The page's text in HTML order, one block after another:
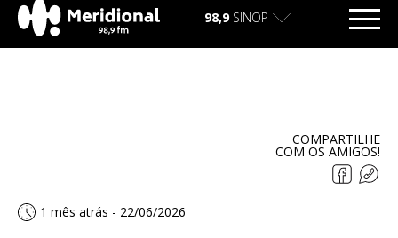
98,9 SINOP
COMPARTILHE
COM OS AMIGOS!
1 mês atrás - 22/06/2026